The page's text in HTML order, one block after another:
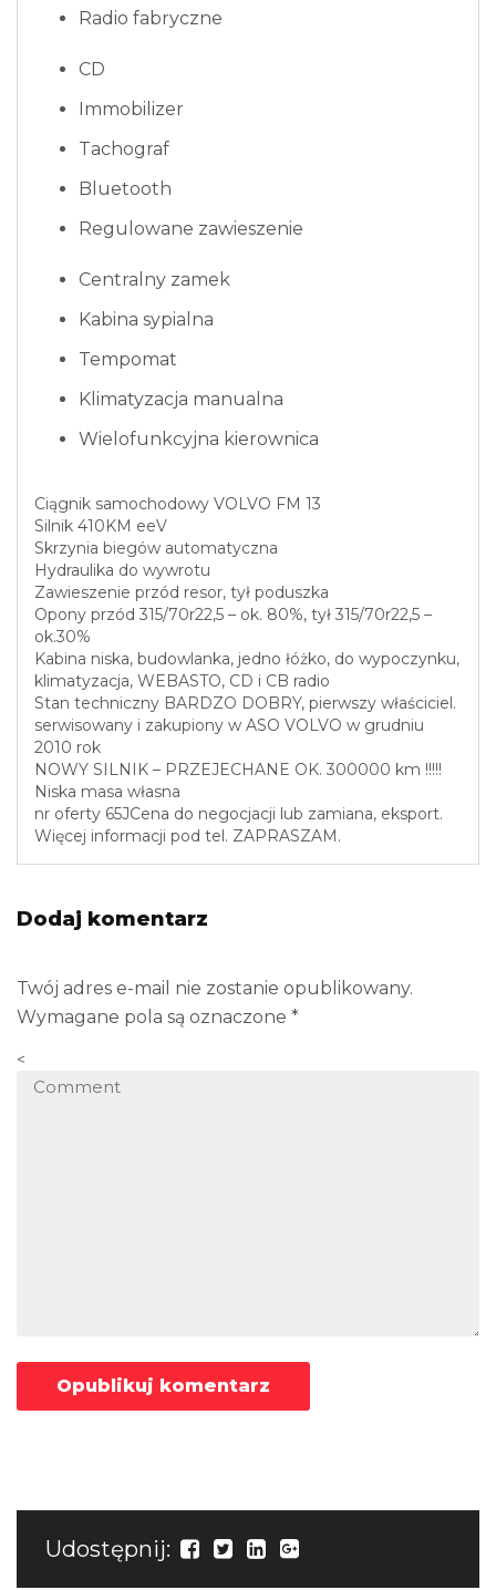
Radio fabryczne
CD
Immobilizer
Tachograf
Bluetooth
Regulowane zawieszenie
Centralny zamek
Kabina sypialna
Tempomat
Klimatyzacja manualna
Wielofunkcyjna kierownica
Ciągnik samochodowy VOLVO FM 13
Silnik 410KM eeV
Skrzynia biegów automatyczna
Hydraulika do wywrotu
Zawieszenie przód resor, tył poduszka
Opony przód 315/70r22,5 – ok. 80%, tył 315/70r22,5 –
ok.30%
Kabina niska, budowlanka, jedno łóżko, do wypoczynku,
klimatyzacja, WEBASTO, CD i CB radio
Stan techniczny BARDZO DOBRY, pierwszy właściciel.
serwisowany i zakupiony w ASO VOLVO w grudniu
2010 rok
NOWY SILNIK – PRZEJECHANE OK. 300000 km !!!!!
Niska masa własna
nr oferty 65JCena do negocjacji lub zamiana, eksport.
Więcej informacji pod tel. ZAPRASZAM.
Dodaj komentarz
Twój adres e-mail nie zostanie opublikowany.
Wymagane pola są oznaczone *
<
Udostępnij: